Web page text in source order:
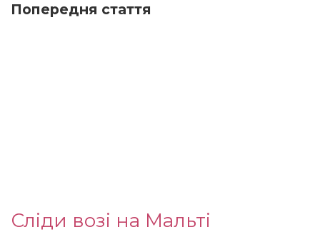
Попередня стаття
Сліди возі на Мальті